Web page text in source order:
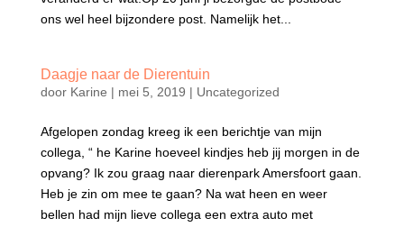
ons wel heel bijzondere post. Namelijk het...
Daagje naar de Dierentuin
door Karine | mei 5, 2019 | Uncategorized
Afgelopen zondag kreeg ik een berichtje van mijn
collega, “ he Karine hoeveel kindjes heb jij morgen in de
opvang? Ik zou graag naar dierenpark Amersfoort gaan.
Heb je zin om mee te gaan? Na wat heen en weer
bellen had mijn lieve collega een extra auto met